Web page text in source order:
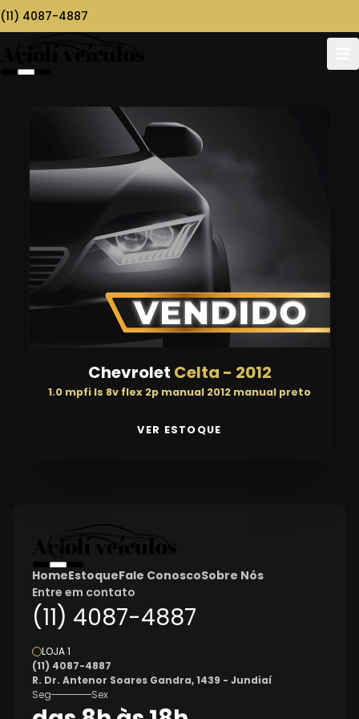
(11) 4087-4887
Chevrolet Celta - 2012
1.0 mpfi ls 8v flex 2p manual 2012 manual preto
VER ESTOQUE
HomeEstoqueFale ConoscoSobre Nós
Entre em contato
(11) 4087-4887
LOJA 1
(11) 4087-4887
R. Dr. Antenor Soares Gandra, 1439 - Jundiaí
Seg
Sex